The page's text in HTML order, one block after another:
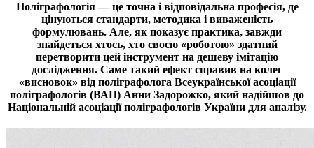
Поліграфологія — це точна і відповідальна професія, де
цінуються стандарти, методика і виваженість
формулювань. Але, як показує практика, завжди
знайдеться хтось, хто своєю «роботою» здатний
перетворити цей інструмент на дешеву імітацію
дослідження. Саме такий ефект справив на колег
«висновок» від поліграфолога Всеукраїнської асоціації
поліграфологів (ВАП) Анни Задорожко, який надійшов до
Національній асоціації поліграфологів України для аналізу.